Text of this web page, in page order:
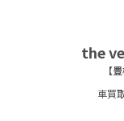
the
【
車買